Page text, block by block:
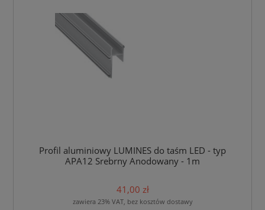
Profil aluminiowy LUMINES do taśm LED - typ
APA12 Srebrny Anodowany - 1m
41,00 zł
zawiera 23% VAT, bez kosztów dostawy